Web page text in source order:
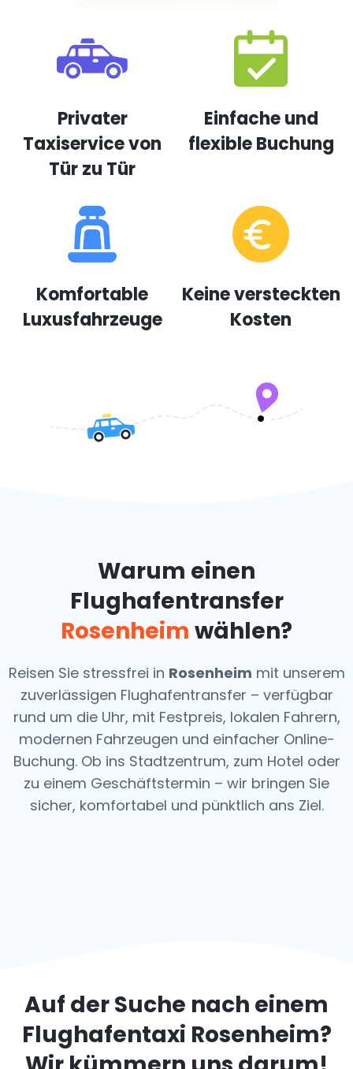
Privater
Taxiservice von
Tür zu Tür
Einfache und
flexible Buchung
Komfortable
Luxusfahrzeuge
Keine versteckten
Kosten
Warum einen
Flughafentransfer
Rosenheim wählen?
Reisen Sie stressfrei in Rosenheim mit unserem
zuverlässigen Flughafentransfer – verfügbar
rund um die Uhr, mit Festpreis, lokalen Fahrern,
modernen Fahrzeugen und einfacher Online-
Buchung. Ob ins Stadtzentrum, zum Hotel oder
zu einem Geschäftstermin – wir bringen Sie
sicher, komfortabel und pünktlich ans Ziel.
Auf der Suche nach einem
Flughafentaxi Rosenheim?